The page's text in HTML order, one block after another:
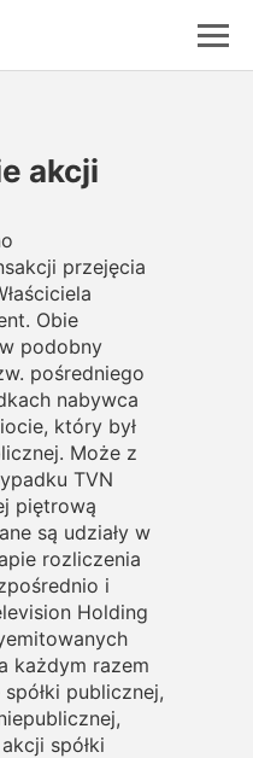
akcji
przejęcia
Obie
podobny
pośredniego
nabywca
który był
Może z
TVN
piętrową
są udziały w
rozliczenia
i
Holding
każdym razem
publicznej,
spółki